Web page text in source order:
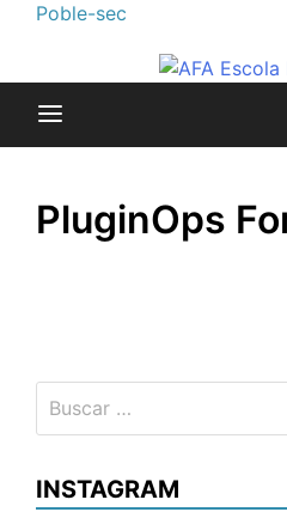
Poble-sec
PluginOps
INSTAGRAM